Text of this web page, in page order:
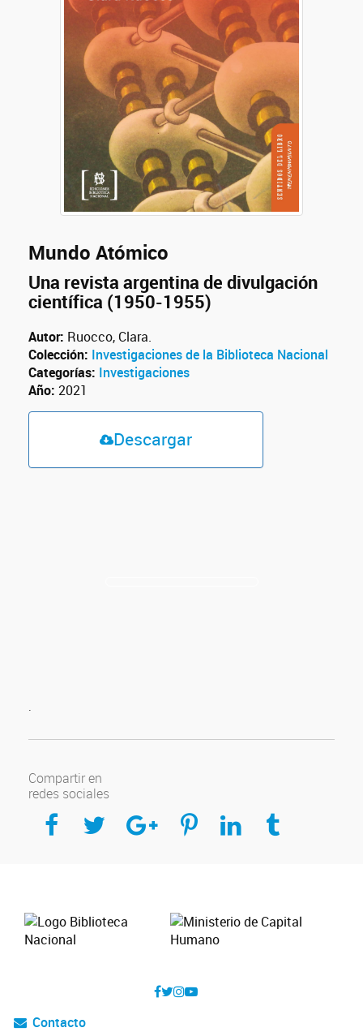
Mundo Atómico
Una revista argentina de divulgación
científica (1950-1955)
Autor: Ruocco, Clara.
Colección: Investigaciones de la Biblioteca Nacional
Categorías: Investigaciones
Año: 2021
Descargar
.
Compartir en
redes sociales
Compartir en Facebook Compartir en Twitter Compartir en Google Plus Compartir en Pinterest Compartir en Linkedin Compartir en Tumblr
Contacto